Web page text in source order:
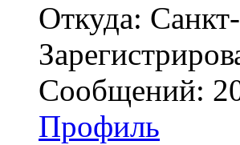
Откуда:
Сообщений:
Профиль